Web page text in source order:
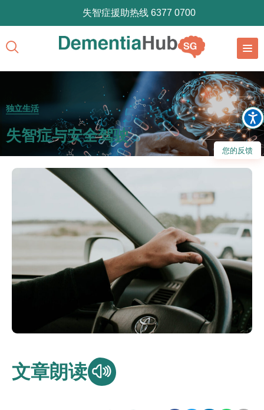
您的反馈
失智症援助热线 6377 0700
独立生活
失智症与安全驾驶
文章朗读